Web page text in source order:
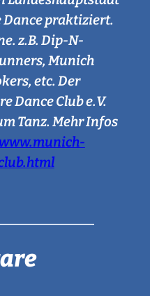
Dance praktiziert.
z.B. Dip-N-
Munich
etc. Der
Dance Club e.V.
Tanz. Mehr Infos